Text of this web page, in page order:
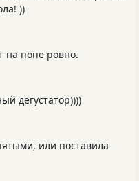
))
на попе ровно.
дегустатор))))
или поставила